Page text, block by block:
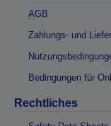
AGB
Zahlungs- und
Bedingungen für
Rechtliches